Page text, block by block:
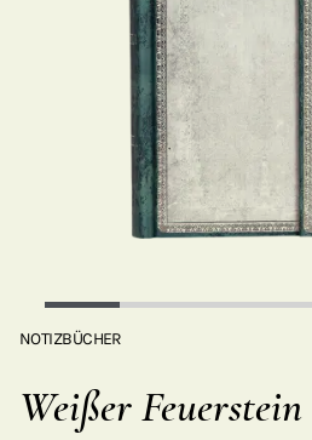
NOTIZBÜCHER
Weißer Feuerstein